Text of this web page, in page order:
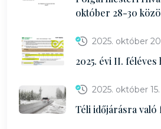
október 28-30
2025. október
2025. évi II.
2025. október 15.
Téli időjárásra való